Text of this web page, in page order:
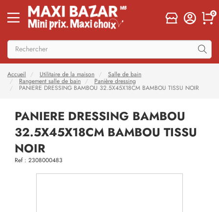
0
Accueil Utilitaire de la maison
Salle de bain
Rangement salle de bain
Panière dressing
PANIERE DRESSING BAMBOU 32.5X45X18CM BAMBOU TISSU NOIR
PANIERE DRESSING BAMBOU
32.5X45X18CM BAMBOU TISSU
NOIR
Ref : 2308000483